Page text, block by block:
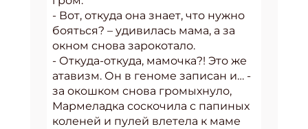
- Вот, откуда она знает, что нужно
бояться? – удивилась мама, а за
окном снова зарокотало.
- Откуда-откуда, мамочка?! Это же
атавизм. Он в геноме записан и… -
за окошком снова громыхнуло,
Мармеладка соскочила с папиных
коленей и пулей влетела к маме